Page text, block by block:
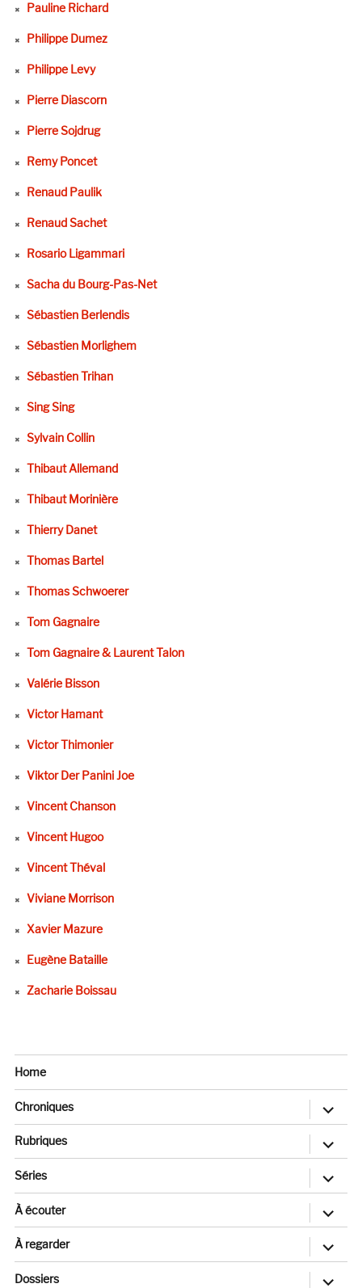
Pauline Richard
Philippe Dumez
Philippe Levy
Pierre Diascorn
Pierre Sojdrug
Remy Poncet
Renaud Paulik
Renaud Sachet
Rosario Ligammari
Sacha du Bourg-Pas-Net
Sébastien Berlendis
Sébastien Morlighem
Sébastien Trihan
Sing Sing
Sylvain Collin
Thibaut Allemand
Thibaut Morinière
Thierry Danet
Thomas Bartel
Thomas Schwoerer
Tom Gagnaire
Tom Gagnaire & Laurent Talon
Valérie Bisson
Victor Hamant
Victor Thimonier
Viktor Der Panini Joe
Vincent Chanson
Vincent Hugoo
Vincent Théval
Viviane Morrison
Xavier Mazure
Eugène Bataille
Zacharie Boissau
Home
Chroniques
ouvrir
sous-
menu
Rubriques
ouvrir
sous-
menu
Séries
ouvrir
sous-
menu
À écouter
ouvrir
sous-
menu
À regarder
ouvrir
le
sous-
menu
Dossiers
ouvrir